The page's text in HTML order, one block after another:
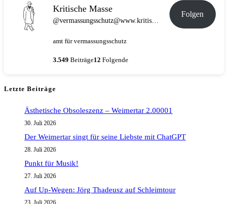
Kritische Masse
@vermassungsschutz@www.kritische-masse.de
Folgen
amt für vermassungsschutz
3.549 Beiträge12 Folgende
Letzte Beiträge
Ästhetische Obsoleszenz – Weimertar 2.00001
30. Juli 2026
Der Weimertar singt für seine Liebste mit ChatGPT
28. Juli 2026
Punkt für Musik!
27. Juli 2026
Auf Up-Wegen: Jörg Thadeusz auf Schleimtour